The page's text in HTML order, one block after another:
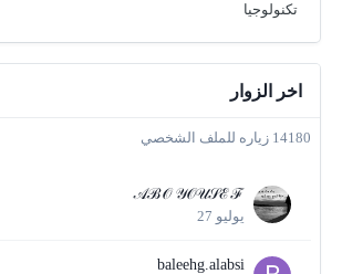
تكنولوجيا
اخر الزوار
14180 زياره للملف الشخصي
𝒜ℬ𝒪 𝒴𝒪𝒰𝒮ℰℱ
يوليو 27
baleehg.alabsi